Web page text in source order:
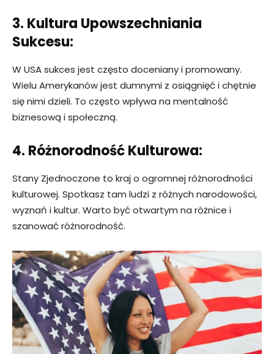
3. Kultura Upowszechniania
Sukcesu:
W USA sukces jest często doceniany i promowany.
Wielu Amerykanów jest dumnymi z osiągnięć i chętnie
się nimi dzieli. To często wpływa na mentalność
biznesową i społeczną.
4. Różnorodność Kulturowa:
Stany Zjednoczone to kraj o ogromnej różnorodności
kulturowej. Spotkasz tam ludzi z różnych narodowości,
wyznań i kultur. Warto być otwartym na różnice i
szanować różnorodność.